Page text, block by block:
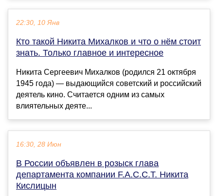
22:30, 10 Янв
Кто такой Никита Михалков и что о нём стоит
знать. Только главное и интересное
Никита Сергеевич Михалков (родился 21 октября
1945 года) — выдающийся советский и российский
деятель кино. Считается одним из самых
влиятельных деяте...
16:30, 28 Июн
В России объявлен в розыск глава
департамента компании F.A.C.C.T. Никита
Кислицын